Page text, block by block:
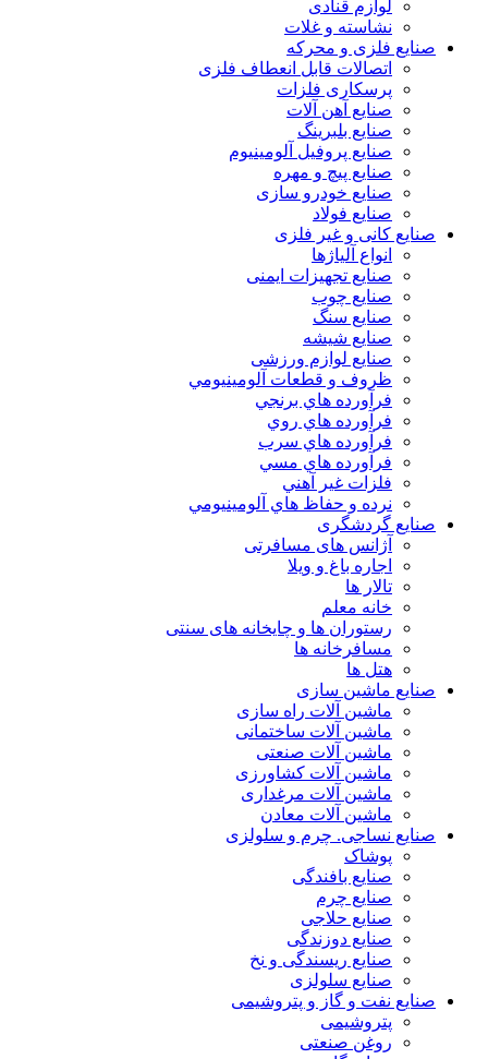
لوازم قنادی
نشاسته و غلات
صنایع فلزی و محرکه
اتصالات قابل انعطاف فلزی
پرسکاری فلزات
صنایع آهن آلات
صنایع بلبرینگ
صنایع پروفیل آلومینیوم
صنایع پیچ و مهره
صنایع خودرو سازی
صنایع فولاد
صنایع کانی و غیر فلزی
انواع آلياژها
صنایع تجهیزات ایمنی
صنایع چوب
صنایع سنگ
صنایع شیشه
صنایع لوازم ورزشی
ظروف و قطعات آلومينيومي
فرآورده هاي برنجي
فرآورده هاي روي
فرآورده هاي سرب
فرآورده هاي مسي
فلزات غير آهني
نرده و حفاظ هاي آلومينيومي
صنایع گردشگری
آژانس های مسافرتی
اجاره باغ و ویلا
تالار ها
خانه معلم
رستوران ها و چایخانه های سنتی
مسافرخانه ها
هتل ها
صنایع ماشین سازی
ماشین آلات راه سازی
ماشین آلات ساختمانی
ماشین آلات صنعتی
ماشین آلات کشاورزی
ماشین آلات مرغداری
ماشین آلات معادن
صنایع نساجی. چرم و سلولزی
پوشاک
صنایع بافندگی
صنایع چرم
صنایع حلاجی
صنایع دوزندگی
صنایع ریسندگی و نخ
صنایع سلولزی
صنایع نفت و گاز و پتروشیمی
پتروشیمی
روغن صنعتی